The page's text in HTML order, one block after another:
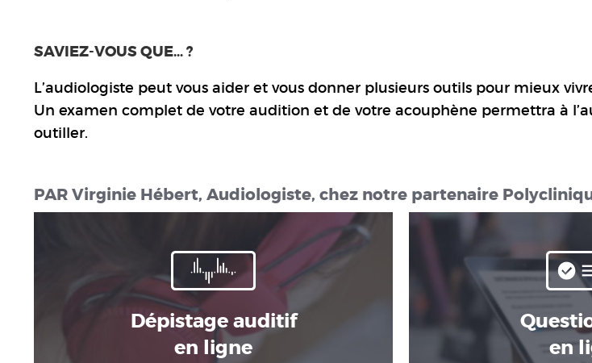
SAVIEZ-VOUS QUE… ?
L’audiologiste peut vous aider et vous donner plusieurs outils pour mieux
Un examen complet de votre audition et de votre acouphène permettra à
outiller.
PAR Virginie Hébert, Audiologiste, chez notre partenaire
Dépistage auditif
en ligne
en